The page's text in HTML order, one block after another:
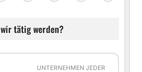
tätig werden?
UNTERNEHMEN JEDER